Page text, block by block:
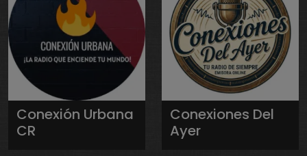
Conexión Urbana
CR
Conexiones Del
Ayer